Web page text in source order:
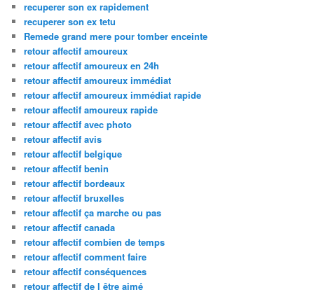
recuperer son ex rapidement
recuperer son ex tetu
Remede grand mere pour tomber enceinte
retour affectif amoureux
retour affectif amoureux en 24h
retour affectif amoureux immédiat
retour affectif amoureux immédiat rapide
retour affectif amoureux rapide
retour affectif avec photo
retour affectif avis
retour affectif belgique
retour affectif benin
retour affectif bordeaux
retour affectif bruxelles
retour affectif ça marche ou pas
retour affectif canada
retour affectif combien de temps
retour affectif comment faire
retour affectif conséquences
retour affectif de l être aimé